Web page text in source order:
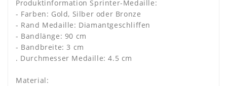
Produktinformation Sprinter-Medaille:
- Farben: Gold, Silber oder Bronze
- Rand Medaille: Diamantgeschliffen
- Bandlänge: 90 cm
- Bandbreite: 3 cm
. Durchmesser Medaille: 4.5 cm
Material: